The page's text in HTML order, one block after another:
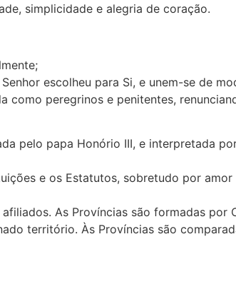
simplicidade e alegria de coração.
escolheu para Si, e unem-se de
peregrinos e penitentes,
pelo papa Honório III, e interpretada
e os Estatutos, sobretudo por
As Províncias são formadas
território. Às Províncias são